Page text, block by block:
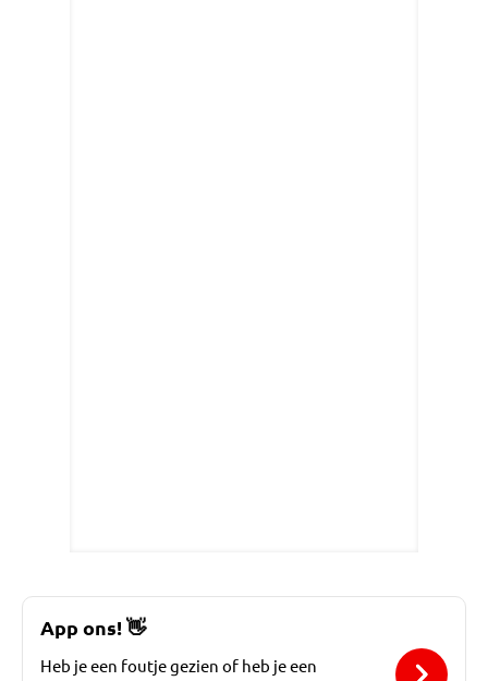
App ons!👋
Heb je een foutje gezien of heb je een